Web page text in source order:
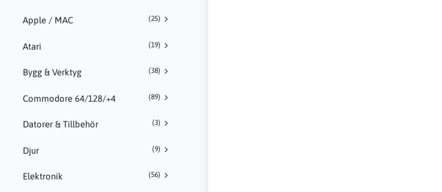
Apple / MAC (25)
Atari (19)
Bygg & Verktyg (38)
Commodore 64/128/+4 (89)
Datorer & Tillbehör (3)
Djur (9)
Elektronik (56)